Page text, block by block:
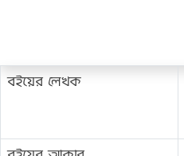
বইয়ের লেখক